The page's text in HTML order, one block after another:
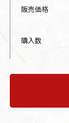
販売価格
購入数